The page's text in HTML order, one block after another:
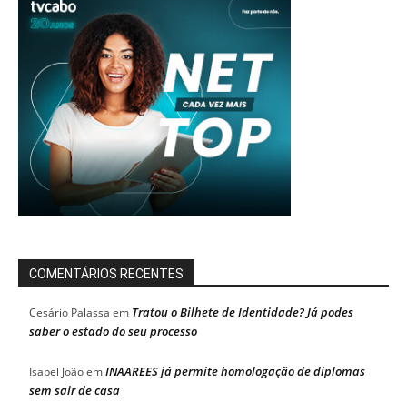
COMENTÁRIOS RECENTES
Cesário Palassa em Tratou o Bilhete de Identidade? Já podes
saber o estado do seu processo
Isabel JoãoemINAAREES já permite homologação de diplomas
sem sair de casa